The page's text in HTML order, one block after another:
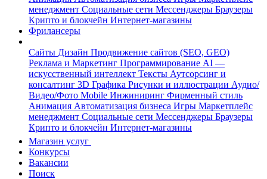
менеджмент Социальные сети Мессенджеры Браузеры
Крипто и блокчейн Интернет-магазины
Фрилансеры
Сайты Дизайн Продвижение сайтов (SEO, GEO)
Реклама и Маркетинг Программирование AI —
искусственный интеллект Тексты Аутсорсинг и
консалтинг 3D Графика Рисунки и иллюстрации Аудио/
Видео/Фото Mobile Инжиниринг Фирменный стиль
Анимация Автоматизация бизнеса Игры Маркетплейс
менеджмент Социальные сети Мессенджеры Браузеры
Крипто и блокчейн Интернет-магазины
Магазин услуг
Конкурсы
Вакансии
Поиск